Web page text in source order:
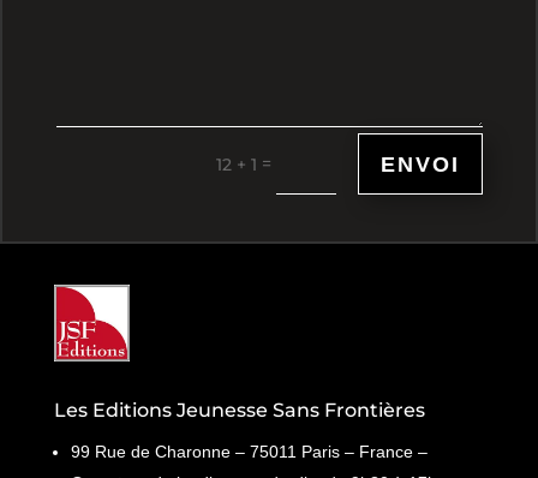
12 + 1 = ENVOI
Les Editions Jeunesse Sans Frontières
99 Rue de Charonne – 75011 Paris – France –